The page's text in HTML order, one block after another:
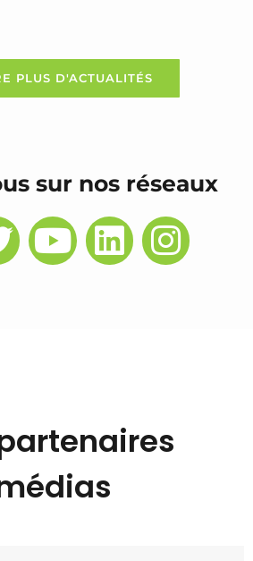
PLUS D'ACTUALITÉS
sur nos réseaux